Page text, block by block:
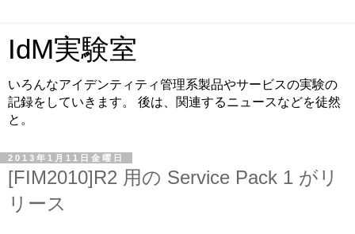
IdM実験室
いろんなアイデンティティ管理系製品やサービスの実験の
記録をしていきます。 後は、関連するニュースなどを徒然
と。
2013年1月11日金曜日
[FIM2010]R2 用の Service Pack 1 がリ
リース